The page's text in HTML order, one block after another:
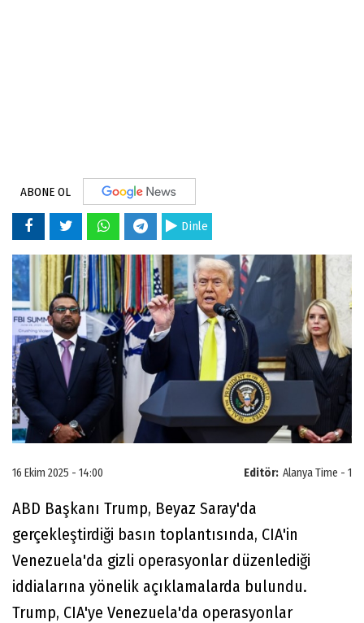
ABONE OL
Dinle
Editör: Alanya Time - 1
16 Ekim 2025 - 14:00
ABD Başkanı Trump, Beyaz Saray'da
gerçekleştirdiği basın toplantısında, CIA'in
Venezuela'da gizli operasyonlar düzenlediği
iddialarına yönelik açıklamalarda bulundu.
Trump, CIA'ye Venezuela'da operasyonlar